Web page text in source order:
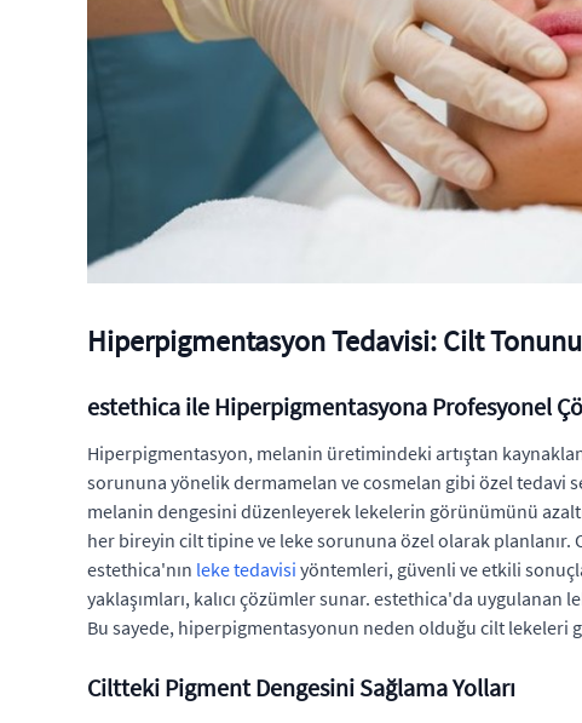
Hiperpigmentasyon Tedavisi: Cilt
estethica ile Hiperpigmentasyona Profesyonel
Hiperpigmentasyon, melanin üretimindeki artıştan
sorununa yönelik dermamelan ve cosmelan gibi özel tedavi
melanin dengesini düzenleyerek lekelerin görünümünü
her bireyin cilt tipine ve leke sorununa özel olarak
estethica'nın leke tedavisi yöntemleri, güvenli ve etkili
yaklaşımları, kalıcı çözümler sunar. estethica'da
Bu sayede, hiperpigmentasyonun neden olduğu cilt lekeleri
Ciltteki Pigment Dengesini Sağlama Yolları